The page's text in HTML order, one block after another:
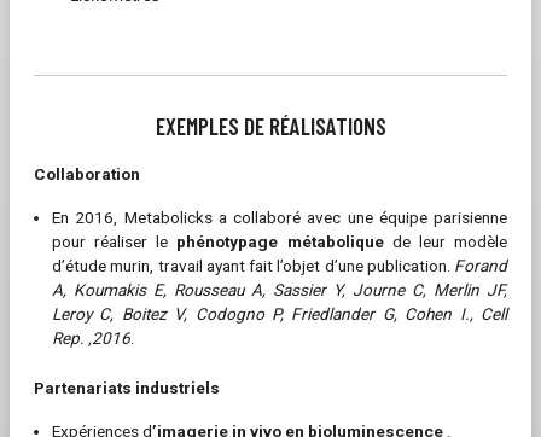
EXEMPLES DE RÉALISATIONS
Collaboration
En 2016, Metabolicks a collaboré avec une équipe parisienne
pour réaliser le phénotypage métaboliquede leur modèle
d’étude murin, travail ayant fait l’objet d’une publication. Forand
A, Koumakis E, Rousseau A, Sassier Y, Journe C, Merlin JF,
Leroy C, Boitez V, Codogno P, Friedlander G, Cohen I., Cell
Rep. ,2016
Partenariats industriels
Expériences d’imagerie in vivo en bioluminescence